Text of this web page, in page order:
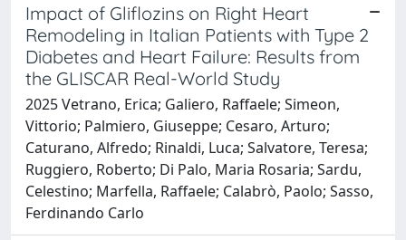
Impact of Gliflozins on Right Heart
Remodeling in Italian Patients with Type 2
Diabetes and Heart Failure: Results from
the GLISCAR Real-World Study
2025 Vetrano, Erica; Galiero, Raffaele; Simeon,
Vittorio; Palmiero, Giuseppe; Cesaro, Arturo;
Caturano, Alfredo; Rinaldi, Luca; Salvatore, Teresa;
Ruggiero, Roberto; Di Palo, Maria Rosaria; Sardu,
Celestino; Marfella, Raffaele; Calabrò, Paolo; Sasso,
Ferdinando Carlo